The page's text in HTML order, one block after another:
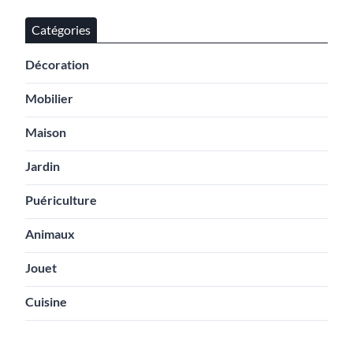
Catégories
Décoration
Mobilier
Maison
Jardin
Puériculture
Animaux
Jouet
Cuisine